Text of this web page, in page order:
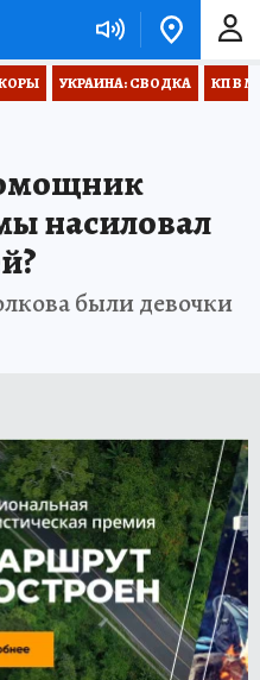
УКРАИНА: СВОДКА КП В
насиловал
были девочки